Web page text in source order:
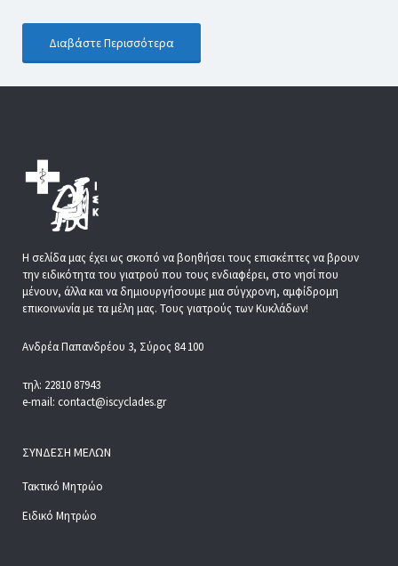
Διαβάστε Περισσότερα
Η σελίδα μας έχει ως σκοπό να βοηθήσει τους επισκέπτες να βρουν
την ειδικότητα του γιατρού που τους ενδιαφέρει, στο νησί που
μένουν, άλλα και να δημιουργήσουμε μια σύγχρονη, αμφίδρομη
επικοινωνία με τα μέλη μας. Τους γιατρούς των Κυκλάδων!
Ανδρέα Παπανδρέου 3, Σύρος 84 100
τηλ: 22810 87943
e-mail: contact@iscyclades.gr
ΣΎΝΔΕΣΗ ΜΕΛΏΝ
Τακτικό Μητρώο
Ειδικό Μητρώο